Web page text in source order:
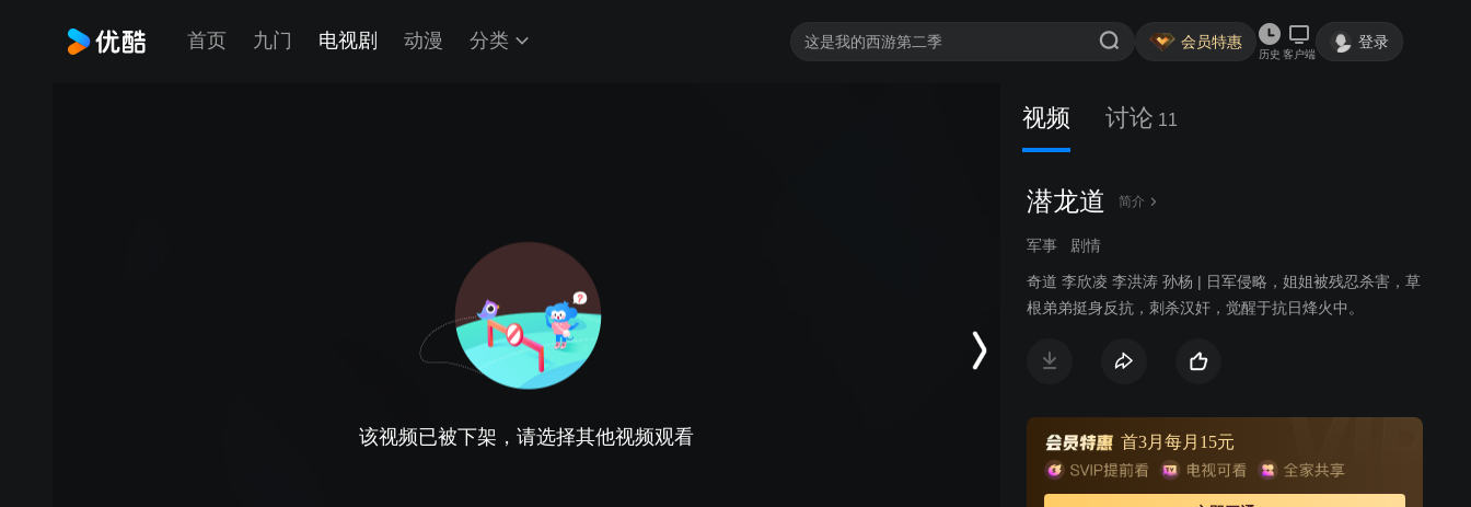
首页 九门 电视剧 动漫 分类 会员特惠
历史 客户端
登录
该视频已被下架，请选择其他视频观看
视频 讨论 11
潜龙道 简介
军事 剧情
奇道 李欣凌 李洪涛 孙杨 | 日军侵略，姐姐被残忍杀害，草
根弟弟挺身反抗，刺杀汉奸，觉醒于抗日烽火中。
首3月每月15元